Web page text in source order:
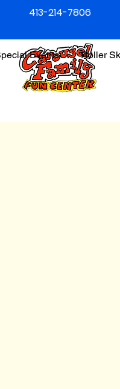
Events Roller
413-214-7806